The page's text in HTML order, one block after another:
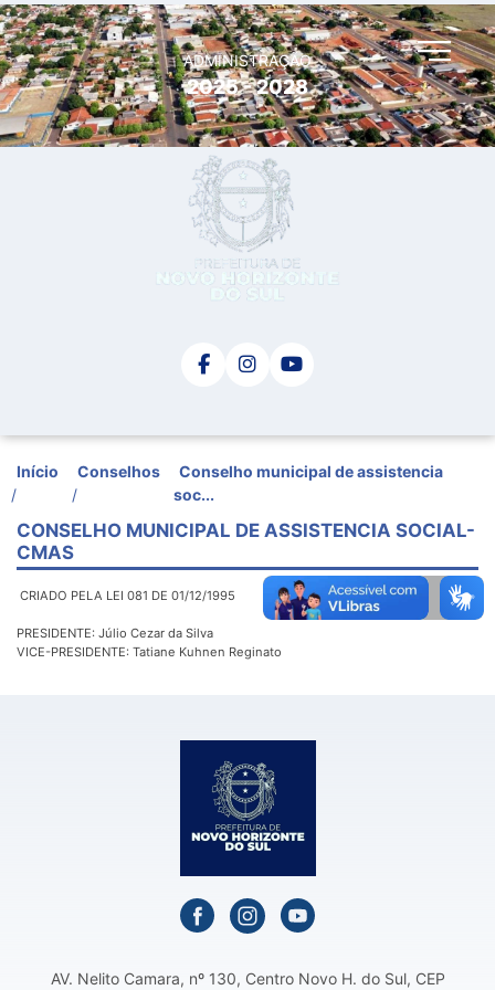
ADMINISTRAÇÃO
2025 - 2028
Início
/
Conselhos
/
Conselho municipal de assistencia
soc...
CONSELHO MUNICIPAL DE ASSISTENCIA SOCIAL-
CMAS
CRIADO PELA LEI 081 DE 01/12/1995
PRESIDENTE: Júlio Cezar da Silva
VICE-PRESIDENTE: Tatiane Kuhnen Reginato
AV. Nelito Camara, nº 130, Centro Novo H. do Sul, CEP